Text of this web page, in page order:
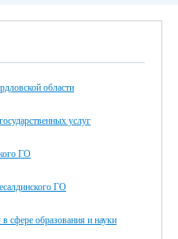
области
услуг
ГО
ГО
сфере образования и науки